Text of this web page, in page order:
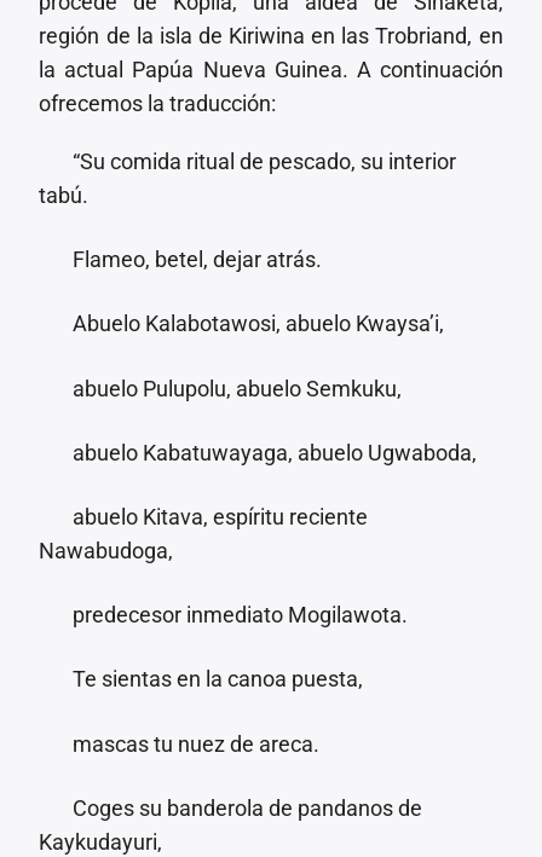
región de la isla de Kiriwina en las Trobriand, en
la actual Papúa Nueva Guinea. A continuación
ofrecemos la traducción:
“Su comida ritual de pescado, su interior
tabú.
Flameo, betel, dejar atrás.
Abuelo Kalabotawosi, abuelo Kwaysa’i,
abuelo Pulupolu, abuelo Semkuku,
abuelo Kabatuwayaga, abuelo Ugwaboda,
abuelo Kitava, espíritu reciente
Nawabudoga,
predecesor inmediato Mogilawota.
Te sientas en la canoa puesta,
mascas tu nuez de areca.
Coges su banderola de pandanos de
Kaykudayuri,